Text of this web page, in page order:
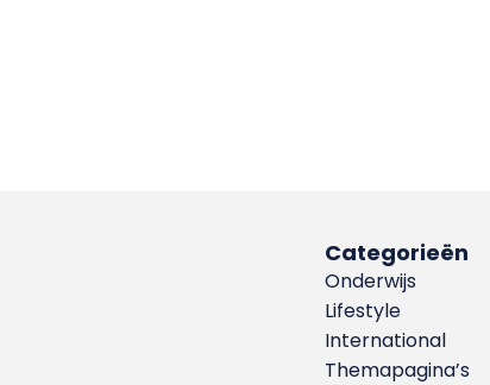
Categorieën
Onderwijs
Lifestyle
International
Themapagina’s